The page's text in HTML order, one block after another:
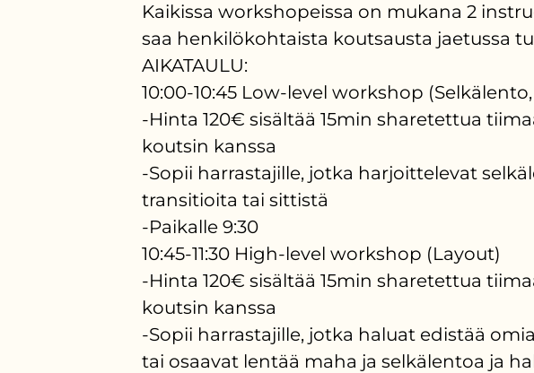
Kaikissa workshopeissa on mukana 2
saa henkilökohtaista koutsausta jaetussa
AIKATAULU:
10:00-10:45 Low-level workshop
-Hinta 120€ sisältää 15min sharetettua
koutsin kanssa
-Sopii harrastajille, jotka harjoittelevat
transitioita tai sittistä
-Paikalle 9:30
10:45-11:30 High-level workshop (Layout)
-Hinta 120€ sisältää 15min sharetettua
koutsin kanssa
-Sopii harrastajille, jotka haluat edistää
tai osaavat lentää maha ja selkälentoa ja